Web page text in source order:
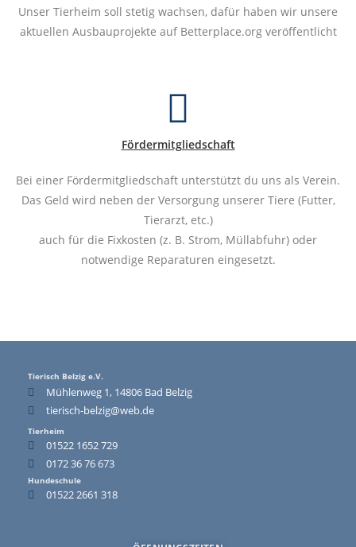
Unser Tierheim soll stetig wachsen, dafür haben wir unsere
aktuellen Ausbauprojekte auf Betterplace.org veröffentlicht
Fördermitgliedschaft
Bei einer Fördermitgliedschaft unterstützt du uns als Verein.
Das Geld wird neben der Versorgung unserer Tiere (Futter,
Tierarzt, etc.)
auch für die Fixkosten (z. B. Strom, Müllabfuhr) oder
notwendige Reparaturen eingesetzt.
Tierisch Belzig e.V.
Mühlenweg 1, 14806 Bad Belzig
tierisch-belzig@web.de
Tierheim
01522 1652 729
0172 36 76 673
Hundeschule
01522 2661 318